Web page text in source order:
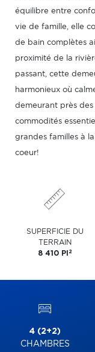
équilibre entre
vie de famille, elle
de bain complètes
proximité de la
passant, cette
harmonieux où
demeurant près des
commodités
grandes familles à
coeur!
SUPERFICIE DU
TERRAIN
8 410 PI 2
4 (2+2)
CHAMBRES